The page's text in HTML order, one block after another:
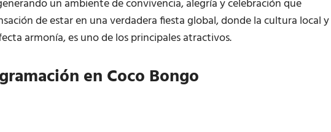
un ambiente de convivencia, alegría y celebración que
de estar en una verdadera fiesta global, donde la cultura local y
armonía, es uno de los principales atractivos.
en Coco Bongo